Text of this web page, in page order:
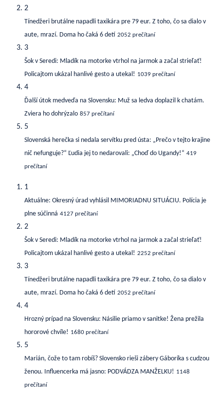
2
Tínedžeri brutálne napadli taxikára pre 79 eur. Z toho, čo sa dialo v
aute, mrazí. Doma ho čaká 6 detí 2052 prečítaní
3
Šok v Seredi: Mladík na motorke vtrhol na jarmok a začal strieľať!
Policajtom ukázal hanlivé gesto a utekal! 1039 prečítaní
4
Ďalší útok medveďa na Slovensku: Muž sa ledva doplazil k chatám.
Zviera ho dohrýzalo 857 prečítaní
5
Slovenská herečka si nedala servítku pred ústa: „Prečo v tejto krajine
nič nefunguje?“ Ľudia jej to nedarovali: „Choď do Ugandy!“ 419
prečítaní
1
Aktuálne: Okresný úrad vyhlásil MIMORIADNU SITUÁCIU. Polícia je
plne súčinná 4127 prečítaní
2
Šok v Seredi: Mladík na motorke vtrhol na jarmok a začal strieľať!
Policajtom ukázal hanlivé gesto a utekal! 2252 prečítaní
3
Tínedžeri brutálne napadli taxikára pre 79 eur. Z toho, čo sa dialo v
aute, mrazí. Doma ho čaká 6 detí 2052 prečítaní
4
Hrozný prípad na Slovensku: Násilie priamo v sanitke! Žena prežila
hororové chvíle! 1680 prečítaní
5
Marián, čože to tam robíš? Slovensko rieši zábery Gáboríka s cudzou
ženou. Influencerka má jasno: PODVÁDZA MANŽELKU! 1148
prečítaní